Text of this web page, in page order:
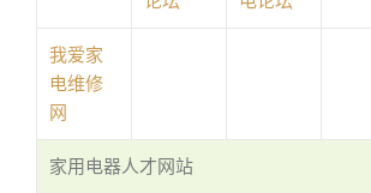
我爱家
电维修
网
家用电器人才网站